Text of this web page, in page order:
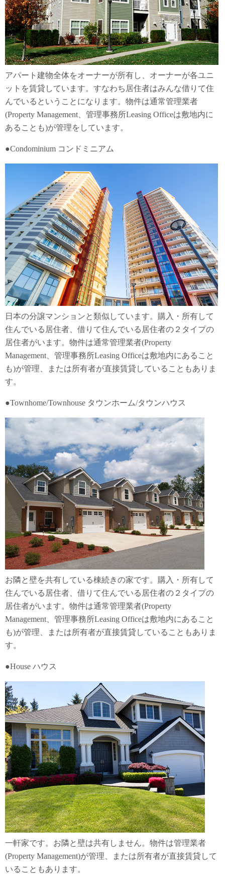
アパート建物全体をオーナーが所有し、オーナーが各ユニ
ットを賃貸しています。すなわち居住者はみんな借りて住
んでいるということになります。物件は通常管理業者
(Property Management、管理事務所Leasing Officeは敷地内に
あることも)が管理をしています。
●Condominium コンドミニアム
日本の分譲マンションと類似しています。購入・所有して
住んでいる居住者、借りて住んでいる居住者の２タイプの
居住者がいます。物件は通常管理業者(Property
Management、管理事務所Leasing Officeは敷地内にあること
も)が管理、または所有者が直接賃貸していることもありま
す。
●Townhome/Townhouse タウンホーム/タウンハウス
お隣と壁を共有している棟続きの家です。購入・所有して
住んでいる居住者、借りて住んでいる居住者の２タイプの
居住者がいます。物件は通常管理業者(Property
Management、管理事務所Leasing Officeは敷地内にあること
も)が管理、または所有者が直接賃貸していることもありま
す。
●House ハウス
一軒家です。お隣と壁は共有しません。物件は管理業者
(Property Management)が管理、または所有者が直接賃貸して
いることもあります。